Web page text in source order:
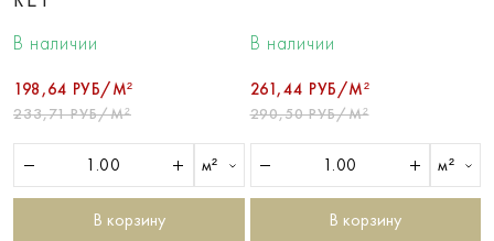
В наличии
198,64 РУБ/М²
233,71 РУБ/М²
м²
В корзину
В наличии
261,44 РУБ/М²
290,50 РУБ/М²
м²
В корзину